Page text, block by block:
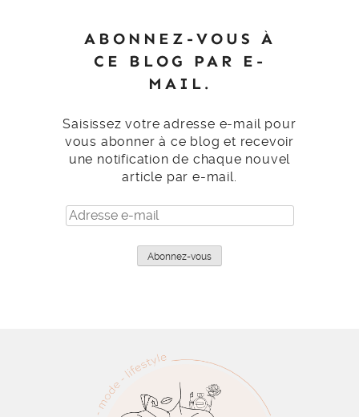
ABONNEZ-VOUS À
CE BLOG PAR E-
MAIL.
Saisissez votre adresse e-mail pour
vous abonner à ce blog et recevoir
une notification de chaque nouvel
article par e-mail.
Adresse
e-
Abonnez-vous